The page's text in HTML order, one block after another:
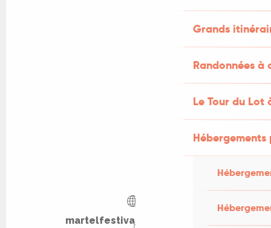
Grands
Randonnées
Le Tour du Lot
martelfestivalbaroque.com